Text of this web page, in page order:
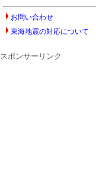
お問い合わせ
東海地震の対応について
スポンサーリンク